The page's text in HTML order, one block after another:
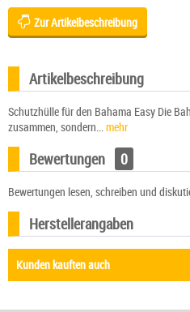
Zur Artikelbeschreibung
Artikelbeschreibung
Schutzhülle für den Bahama Easy Die
zusammen, sondern...
mehr
Bewertungen 0
Bewertungen lesen, schreiben und
Herstellerangaben
Kunden kauften auch